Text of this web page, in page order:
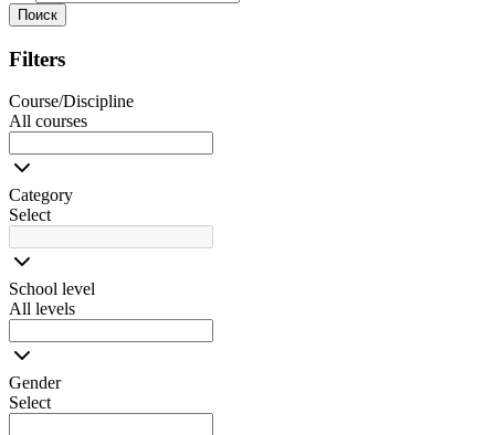
Поиск
Filters
Course/Discipline
All courses
Category
Select
School level
All levels
Gender
Select